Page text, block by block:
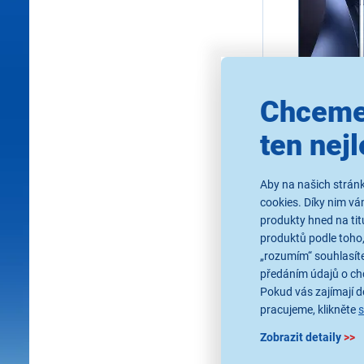
ten
Aby na našich
cookies. Díky nim
produkty hned na
produktů podle
„rozumím“
předáním údajů o
Pokud vás zajímají
pracujeme, klikněte
Zobrazit detaily>>
Xiaomi 17T
Blue + dárek
Mobilní telefon,
× 1280px,
Hz, model
Dimensity 9500,
GB, interní paměť
modrá
Ihned k
Skladem 1 ks.
U Vás již od
24 990 Kč